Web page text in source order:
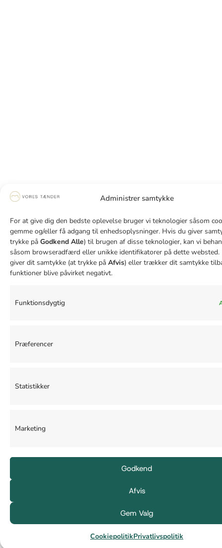
Administrer samtykke
For at give dig den bedste oplevelse bruger vi teknologier såsom
gemme og/eller få adgang til enhedsoplysninger. Hvis du giver
trykke på Godkend Alle) til brugen af disse teknologier, kan vi
såsom browseradfærd eller unikke identifikatorer på dette websted.
giver dit samtykke (at trykke på Afvis) eller trækker dit samtykke
funktioner blive påvirket negativt.
Funktionsdygtig
Præferencer
Statistikker
Marketing
Godkend
Afvis
Gem Valg
CookiepolitikPrivatlivspolitik